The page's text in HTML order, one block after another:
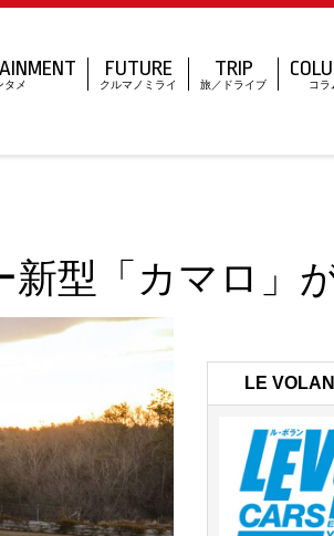
タメ
FUTURE
クルマノミライ
TRIP
旅／ドライブ コラ
新型「カマロ」
LE